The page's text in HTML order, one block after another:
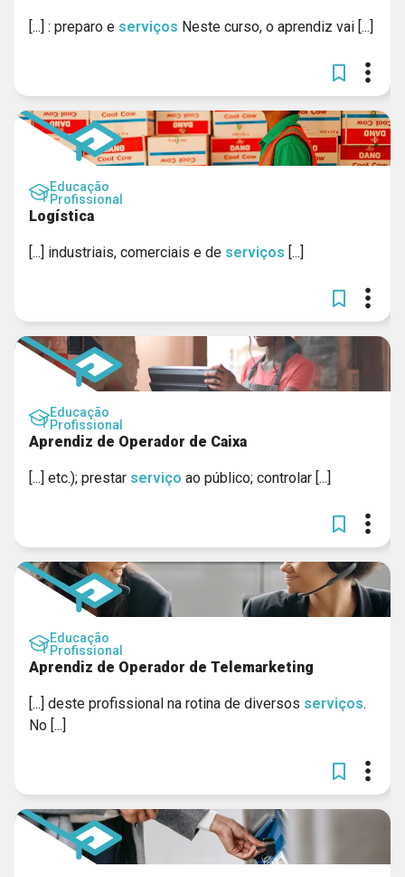
[...] : preparo e serviços Neste curso, o aprendiz vai [...]
Educação
Profissional
Logística
[...] industriais, comerciais e de serviços [...]
Educação
Profissional
Aprendiz de Operador de Caixa
[...] etc.); prestar serviço ao público; controlar [...]
Educação
Profissional
Aprendiz de Operador de Telemarketing
[...] deste profissional na rotina de diversos serviços.
No [...]